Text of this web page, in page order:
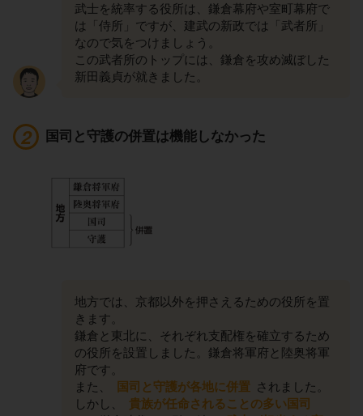
武士を統率する役所は、鎌倉幕府や室町幕府で
は「侍所」ですが、建武の新政では「武者所」
なので気をつけましょう。
この武者所のトップには、鎌倉を攻め滅ぼした
新田義貞が就きました。
国司と守護の併置は機能しなかった
地方では、京都以外を押さえるための役所を置
きます。
鎌倉と東北に、それぞれ支配権を確立するため
の役所を設置しました。鎌倉将軍府と陸奥将軍
府です。
また、
国司と守護が各地に併置 されました。
しかし、
貴族が任命されることの多い国司